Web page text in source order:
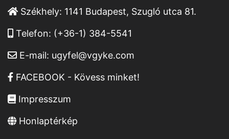
Székhely: 1141 Budapest, Szugló utca 81.
Telefon: (+36-1) 384-5541
E-mail: ugyfel@vgyke.com
FACEBOOK - Kövess minket!
Impresszum
Honlaptérkép